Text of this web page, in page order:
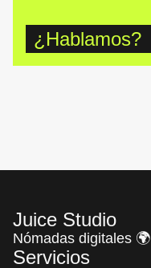
¿Hablamos?
Juice Studio
Nómadas digitales 🌍
Servicios